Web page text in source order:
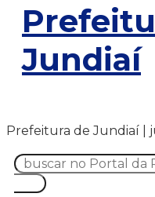
Jundiaí
Prefeitura de Jundiaí |